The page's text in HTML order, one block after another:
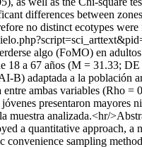
differences between
no distinct ecotypes
algo (FoMO) en
18 a 67 años (M = 31.33;
B) adaptada a la población
ambas variables (Rho
presentaron mayores
analizada.<hr/
a quantitative approach, a
sampling